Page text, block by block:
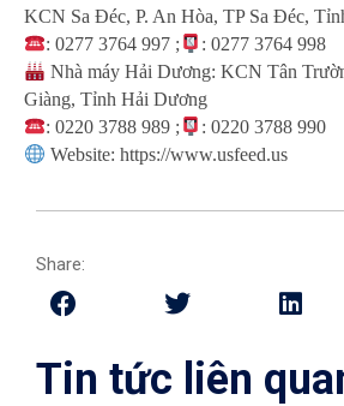
KCN Sa Đéc, P. An Hòa, TP Sa Đéc,
: 0277 3764 997 ;
: 0277 3764 998
Nhà máy Hải Dương: KCN Tân
Giàng, Tỉnh Hải Dương
: 0220 3788 989 ;
: 0220 3788 990
Website: https://www.usfeed.us
Share:
Tin tức liên